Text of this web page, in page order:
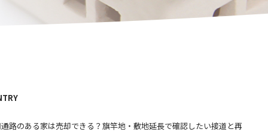
通路のある家は売却できる？旗竿地・敷地延長で確認したい接道と再